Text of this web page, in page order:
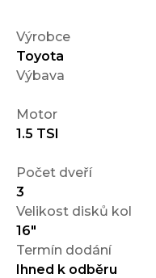
Výrobce
Toyota
Výbava
Motor
1.5 TSI
Počet dveří
3
Velikost disků kol
16"
Termín dodání
Ihned k odběru